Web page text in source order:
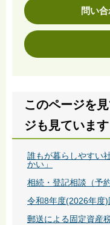
問い
このページを
ジも見ています
誰もが暮らしやすい
かい」
相続・登記相談（予約
令和8年度(2026年度
郵送による固定資産